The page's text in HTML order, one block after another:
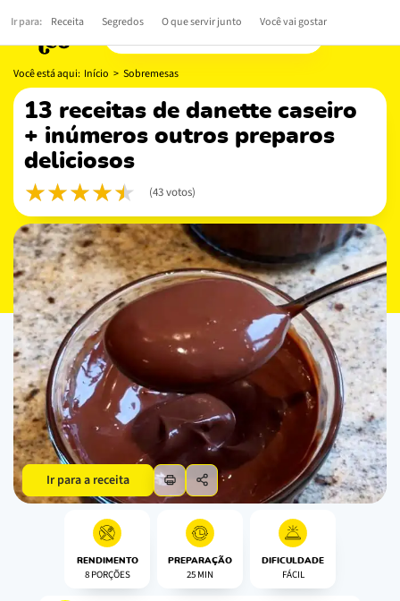
Você está aqui: Início > Sobremesas
13 receitas de danette caseiro
+ inúmeros outros preparos
deliciosos
(43 votos)
Ir para a receita
RENDIMENTO
8 PORÇÕES
PREPARAÇÃO
25 MIN
DIFICULDADE
FÁCIL
Ir para: Receita Segredos O que servir junto Você vai gostar